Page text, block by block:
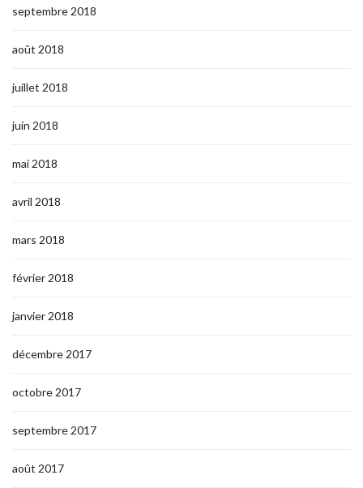
septembre 2018
août 2018
juillet 2018
juin 2018
mai 2018
avril 2018
mars 2018
février 2018
janvier 2018
décembre 2017
octobre 2017
septembre 2017
août 2017